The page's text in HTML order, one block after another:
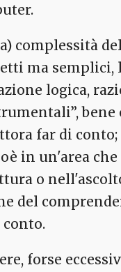
complessità
ma
logica,
bene
far di conto;
in un'area
o
del
forse